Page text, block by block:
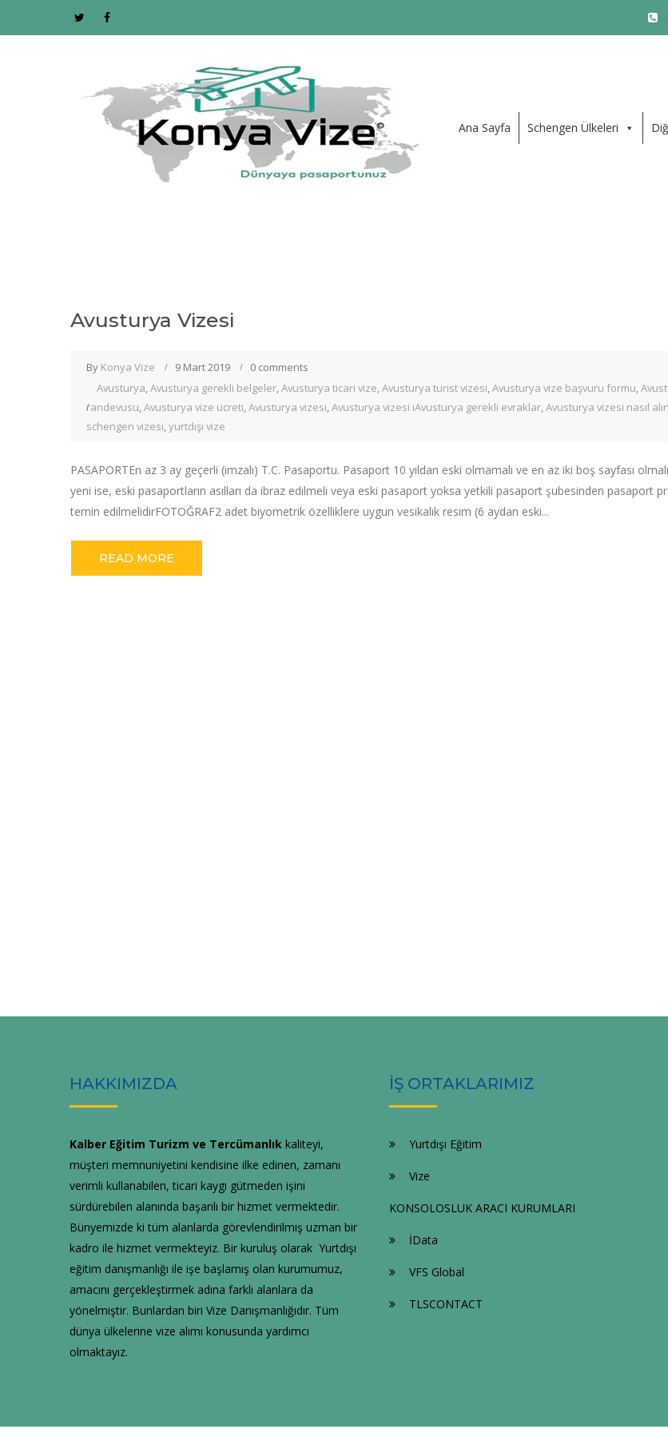
Ana Sayfa Schengen Ülkeleri
Avusturya Vizesi
By Konya Vize 9 Mart 2019
0 comments
Avusturya,Avusturya gerekli belgeler,Avusturya ticari vize,Avusturya turist vizesi,Avusturya vize başvuru formu,
randevusu,Avusturya vize ücreti,Avusturya vizesi,Avusturya vizesi iAvusturya gerekli evraklar,Avusturya vizesi nasıl
schengen vizesi,yurtdışı vize
PASAPORTEn az 3 ay geçerli (imzalı) T.C. Pasaportu. Pasaport 10 yıldan eski olmamalı ve en az iki boş sayfası
yeni ise, eski pasaportların asılları da ibraz edilmeli veya eski pasaport yoksa yetkili pasaport şubesinden pasaport
temin edilmelidirFOTOĞRAF2 adet biyometrik özelliklere uygun vesikalık resim (6 aydan eski...
READ MORE
HAKKIMIZDA
Kalber Eğitim Turizm ve Tercümanlık kaliteyi,
müşteri memnuniyetini kendisine ilke edinen, zamanı
verimli kullanabilen, ticari kaygı gütmeden işini
sürdürebilen alanında başarılı bir hizmet vermektedir.
Bünyemizde ki tüm alanlarda görevlendirilmiş uzman bir
kadro ile hizmet vermekteyiz. Bir kuruluş olarak Yurtdışı
eğitim danışmanlığı ile işe başlamış olan kurumumuz,
amacını gerçekleştirmek adına farklı alanlara da
yönelmiştir. Bunlardan biri Vize Danışmanlığıdır. Tüm
dünya ülkelerine vize alımı konusunda yardımcı
olmaktayız.
İŞ ORTAKLARIMIZ
Yurtdışı Eğitim
Vize
KONSOLOSLUK ARACI KURUMLARI
İData
VFS Global
TLSCONTACT